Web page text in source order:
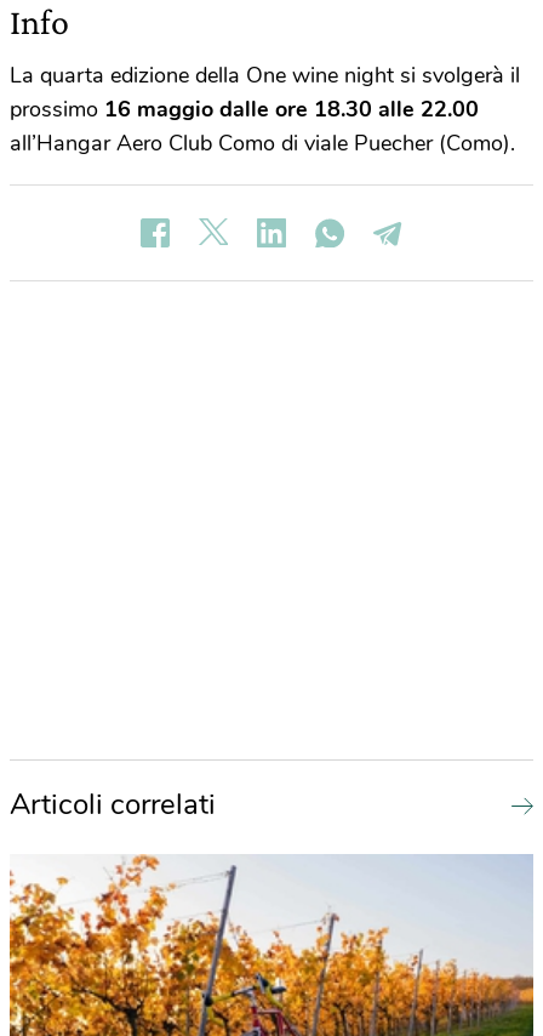
Info
La quarta edizione della One wine night si svolgerà il
prossimo 16 maggio dalle ore 18.30 alle 22.00
all’Hangar Aero Club Como di viale Puecher (Como).
Articoli correlati